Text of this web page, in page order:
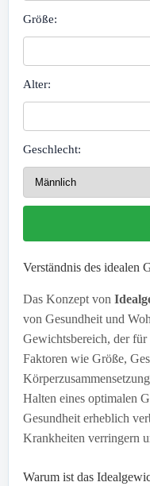
Größe:
Alter:
Geschlecht:
Verständnis des idealen
Das Konzept von
von Gesundheit und
Gewichtsbereich, der für
Faktoren wie Größe,
Halten eines optimalen
Gesundheit erheblich
Krankheiten verringern
Warum ist das